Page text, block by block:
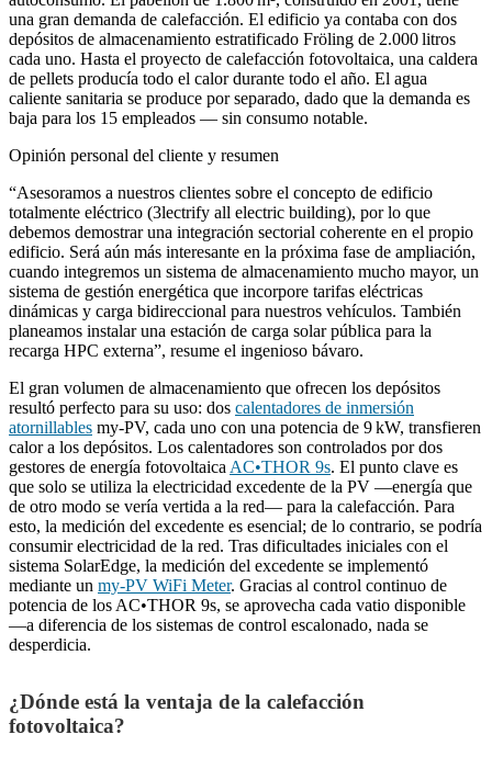
una gran demanda de calefacción. El edificio ya contaba con dos
depósitos de almacenamiento estratificado Fröling de 2.000 litros
cada uno. Hasta el proyecto de calefacción fotovoltaica, una caldera
de pellets producía todo el calor durante todo el año. El agua
caliente sanitaria se produce por separado, dado que la demanda es
baja para los 15 empleados — sin consumo notable.
Opinión personal del cliente y resumen
“Asesoramos a nuestros clientes sobre el concepto de edificio
totalmente eléctrico (3lectrify all electric building), por lo que
debemos demostrar una integración sectorial coherente en el propio
edificio. Será aún más interesante en la próxima fase de ampliación,
cuando integremos un sistema de almacenamiento mucho mayor, un
sistema de gestión energética que incorpore tarifas eléctricas
dinámicas y carga bidireccional para nuestros vehículos. También
planeamos instalar una estación de carga solar pública para la
recarga HPC externa”, resume el ingenioso bávaro.
El gran volumen de almacenamiento que ofrecen los depósitos
resultó perfecto para su uso: dos calentadores de inmersión
atornillables my-PV, cada uno con una potencia de 9 kW, transfieren
calor a los depósitos. Los calentadores son controlados por dos
gestores de energía fotovoltaica AC•THOR 9s. El punto clave es
que solo se utiliza la electricidad excedente de la PV —energía que
de otro modo se vería vertida a la red— para la calefacción. Para
esto, la medición del excedente es esencial; de lo contrario, se podría
consumir electricidad de la red. Tras dificultades iniciales con el
sistema SolarEdge, la medición del excedente se implementó
mediante un my-PV WiFi Meter. Gracias al control continuo de
potencia de los AC•THOR 9s, se aprovecha cada vatio disponible
—a diferencia de los sistemas de control escalonado, nada se
desperdicia.
¿Dónde está la ventaja de la calefacción
fotovoltaica?